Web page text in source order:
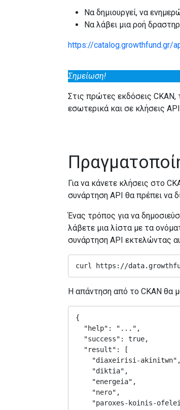
Να δημιουργεί, να
Να λάβει μια ροή
https://catalog.growthfund.gr/
Σημείωση!
Στις πρώτες εκδόσεις CKAN,
εσωτερικά και σε κλήσεις
Για να κάνετε κλήσεις στο
συνάρτηση API θα πρέπει να
Ένας τρόπος για να
λάβετε μια λίστα με τα
συνάρτηση API εκτελώντας
curl https://
Η απάντηση από το CKAN θα
{